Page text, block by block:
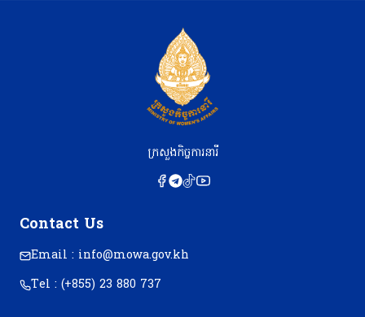
ក្រសួងកិច្ចការនារី
Contact Us
Email : info@mowa.gov.kh
Tel : (+855) 23 880 737